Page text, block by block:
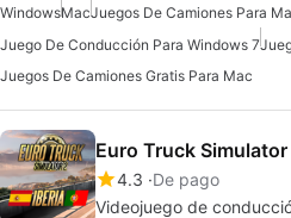
WindowsMacJuegos De Camiones Para
Juego De Conducción Para Windows 7
Juegos De Camiones Gratis Para Mac
Euro Truck
4.3 De pago
Videojuego de